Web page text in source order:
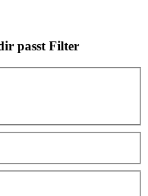
passt Filter